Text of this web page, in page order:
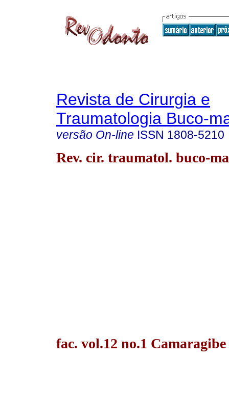
Revista de Cirurgia e
Traumatologia Buco-
versão On-line ISSN 1808-5210
Rev. cir. traumatol. buco-
fac. vol.12 no.1